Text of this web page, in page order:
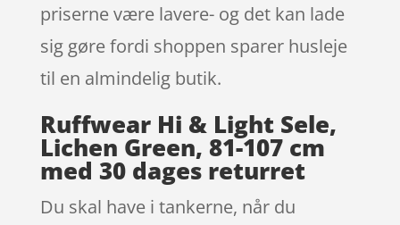
priserne være lavere- og det kan lade
sig gøre fordi shoppen sparer husleje
til en almindelig butik.
Ruffwear Hi & Light Sele,
Lichen Green, 81-107 cm
med 30 dages returret
Du skal have i tankerne, når du